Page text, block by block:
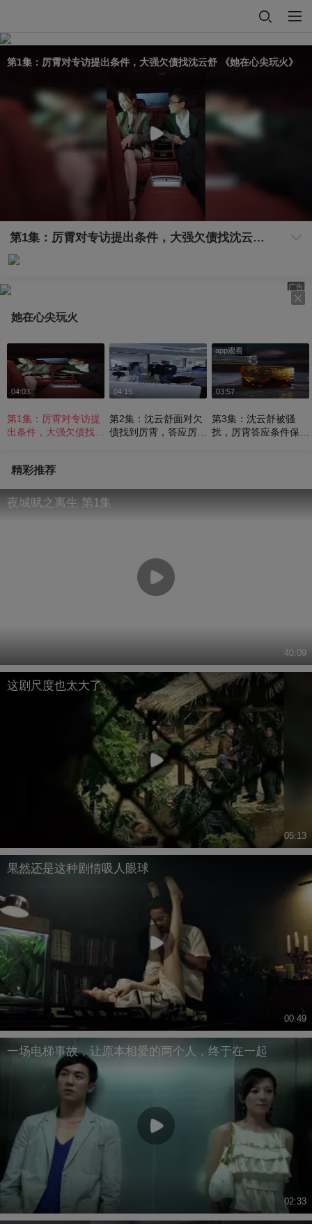
第1集：厉霄对专访提出条件，大强欠债找沈云舒 《她在心尖玩火》
第1集：厉霄对专访提出条件，大强欠债找沈云舒 《她在心尖玩火》
广告
她在心尖玩火
04:03
第1集：厉霄对专访提
出条件，大强欠债找沈
04:15
第2集：沈云舒面对欠
债找到厉霄，答应厉霄
app观看
03:57
第3集：沈云舒被骚
扰，厉霄答应条件保护
精彩推荐
夜城赋之离生 第1集
40:09
这剧尺度也太大了
05:13
果然还是这种剧情吸人眼球
00:49
一场电梯事故，让原本相爱的两个人，终于在一起
02:33